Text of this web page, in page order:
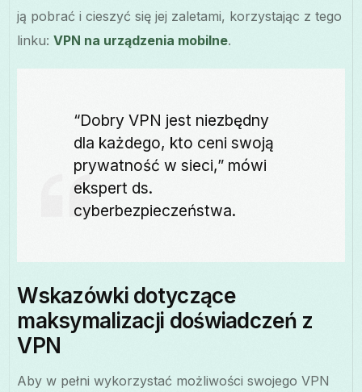
ją pobrać i cieszyć się jej zaletami, korzystając z tego
linku:VPN na urządzenia mobilne.
“Dobry VPN jest niezbędny
dla każdego, kto ceni swoją
prywatność w sieci,” mówi
ekspert ds.
cyberbezpieczeństwa.
Wskazówki dotyczące
maksymalizacji doświadczeń z
VPN
Aby w pełni wykorzystać możliwości swojego VPN